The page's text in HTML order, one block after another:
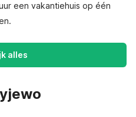
een vakantiehuis op één
alles